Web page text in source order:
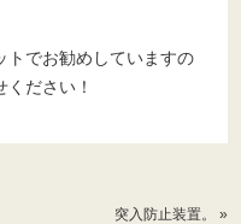
トでお勧めしていますの
ださい！
突入防止装置。 »